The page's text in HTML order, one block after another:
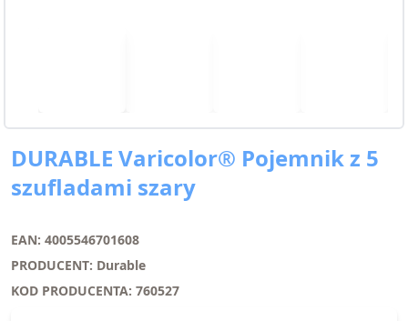
DURABLE Varicolor® Pojemnik z 5
szufladami szary
EAN: 4005546701608
PRODUCENT: Durable
KOD PRODUCENTA: 760527